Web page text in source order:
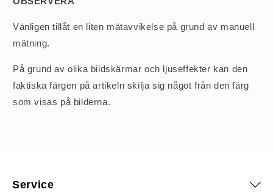
Vänligen tillåt en liten mätavvikelse på grund av manuell
mätning.
På grund av olika bildskärmar och ljuseffekter kan den
faktiska färgen på artikeln skilja sig något från den färg
som visas på bilderna.
Service